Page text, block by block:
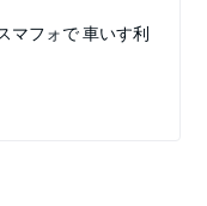
マフォで 車いす利